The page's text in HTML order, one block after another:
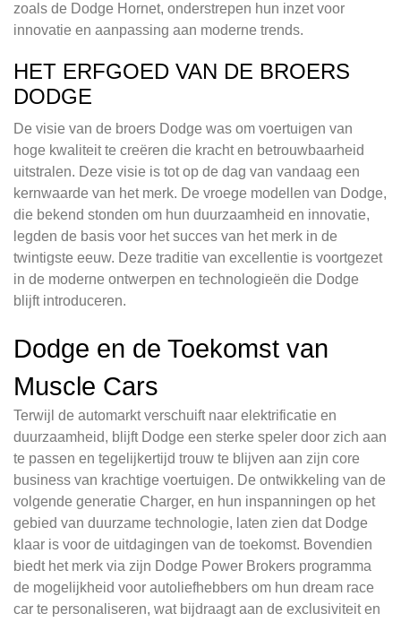
zoals de Dodge Hornet, onderstrepen hun inzet voor
innovatie en aanpassing aan moderne trends.
HET ERFGOED VAN DE BROERS
DODGE
De visie van de broers Dodge was om voertuigen van
hoge kwaliteit te creëren die kracht en betrouwbaarheid
uitstralen. Deze visie is tot op de dag van vandaag een
kernwaarde van het merk. De vroege modellen van Dodge,
die bekend stonden om hun duurzaamheid en innovatie,
legden de basis voor het succes van het merk in de
twintigste eeuw. Deze traditie van excellentie is voortgezet
in de moderne ontwerpen en technologieën die Dodge
blijft introduceren.
Dodge en de Toekomst van
Muscle Cars
Terwijl de automarkt verschuift naar elektrificatie en
duurzaamheid, blijft Dodge een sterke speler door zich aan
te passen en tegelijkertijd trouw te blijven aan zijn core
business van krachtige voertuigen. De ontwikkeling van de
volgende generatie Charger, en hun inspanningen op het
gebied van duurzame technologie, laten zien dat Dodge
klaar is voor de uitdagingen van de toekomst. Bovendien
biedt het merk via zijn Dodge Power Brokers programma
de mogelijkheid voor autoliefhebbers om hun dream race
car te personaliseren, wat bijdraagt aan de exclusiviteit en